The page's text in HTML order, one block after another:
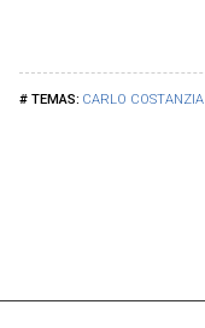
CARLO COSTANZIA